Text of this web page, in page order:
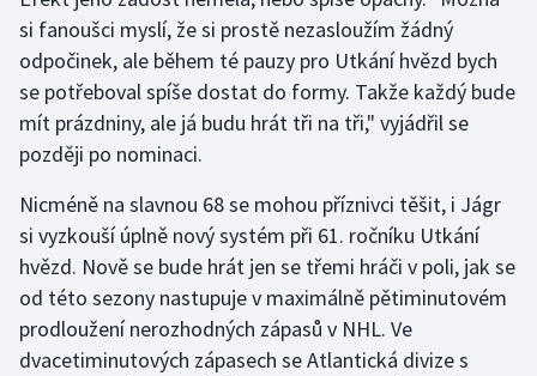
si fanoušci myslí, že si prostě nezasloužím žádný
odpočinek, ale během té pauzy pro Utkání hvězd bych
se potřeboval spíše dostat do formy. Takže každý bude
mít prázdniny, ale já budu hrát tři na tři," vyjádřil se
později po nominaci.
Nicméně na slavnou 68 se mohou příznivci těšit, i Jágr
si vyzkouší úplně nový systém při 61. ročníku Utkání
hvězd. Nově se bude hrát jen se třemi hráči v poli, jak se
od této sezony nastupuje v maximálně pětiminutovém
prodloužení nerozhodných zápasů v NHL. Ve
dvacetiminutových zápasech se Atlantická divize s